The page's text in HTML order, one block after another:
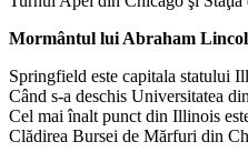
Mormântul lui Abraham
Springfield este capitala statului
Când s-a deschis Universitatea
Cel mai înalt punct din Illinois
Clădirea Bursei de Mărfuri din